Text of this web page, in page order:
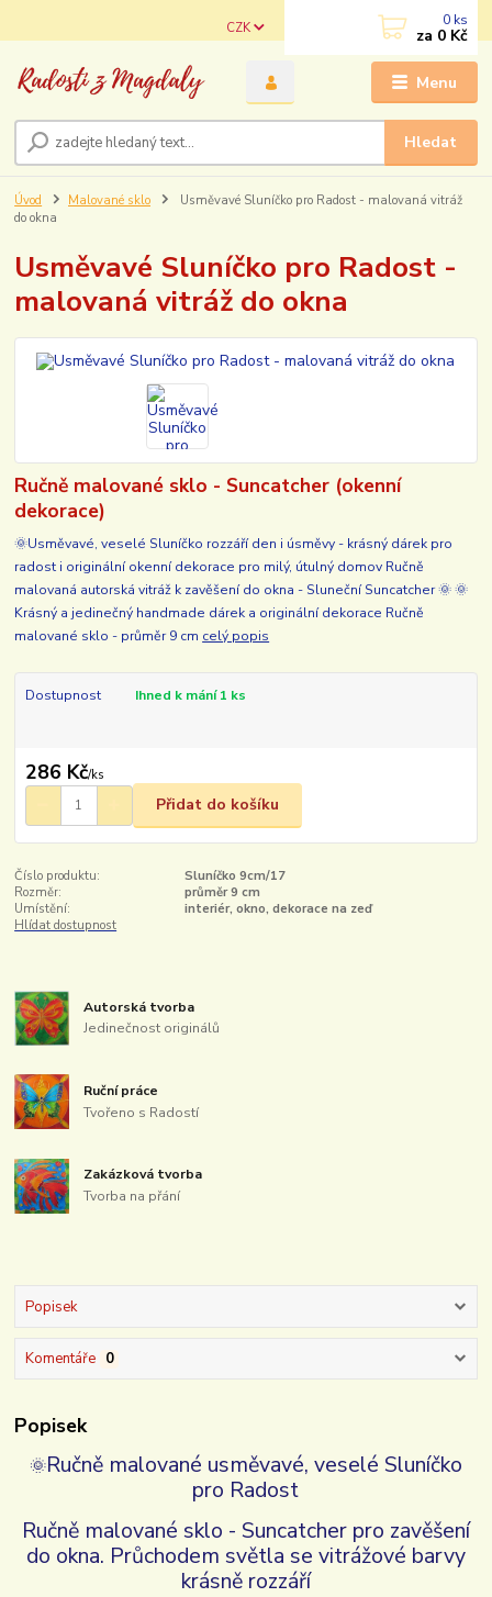
Menu
CZK
Hledat
0 ks
za 0 Kč
Úvod Malované sklo
Usměvavé Sluníčko pro Radost - malovaná vitráž
do okna
Usměvavé Sluníčko pro Radost -
malovaná vitráž do okna
Ručně malované sklo - Suncatcher (okenní
dekorace)
🌞Usměvavé, veselé Sluníčko rozzáří den i úsměvy - krásný dárek pro
radost i originální okenní dekorace pro milý, útulný domov Ručně
malovaná autorská vitráž k zavěšení do okna - Sluneční Suncatcher 🌞 🌞
Krásný a jedinečný handmade dárek a originální dekorace Ručně
malované sklo - průměr 9 cm celý popis
Dostupnost Ihned k mání 1 ks
286 Kč/ks
Přidat do košíku
Číslo produktu:
Sluníčko 9cm/17
Rozměr:
průměr 9 cm
Umístění:
interiér, okno, dekorace na zeď
Hlídat dostupnost
Autorská tvorba
Jedinečnost originálů
Ruční práce
Tvořeno s Radostí
Zakázková tvorba
Tvorba na přání
Popisek
Komentáře 0
Popisek
🌞Ručně malované usměvavé, veselé Sluníčko
pro Radost
Ručně malované sklo - Suncatcher pro zavěšení
do okna. Průchodem světla se vitrážové barvy
krásně rozzáří